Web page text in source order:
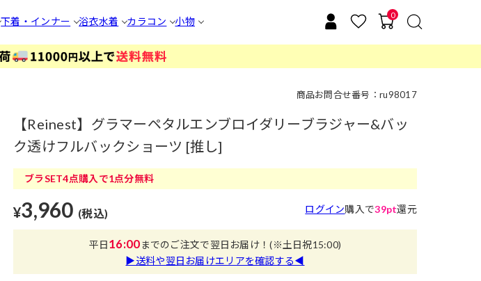
下着・インナー 浴衣水着 カラコン 小物
0
商品お問合せ番号：ru98017
【Reinest】グラマーペタルエンブロイダリーブラジャー&バッ
ク透けフルバックショーツ [推し]
ブラSET4点購入で1点分無料
¥3,960 (税込) ログイン購入で39pt還元
平日16:00までのご注文で翌日お届け！(※土日祝15:00)
▶送料や翌日お届けエリアを確認する◀